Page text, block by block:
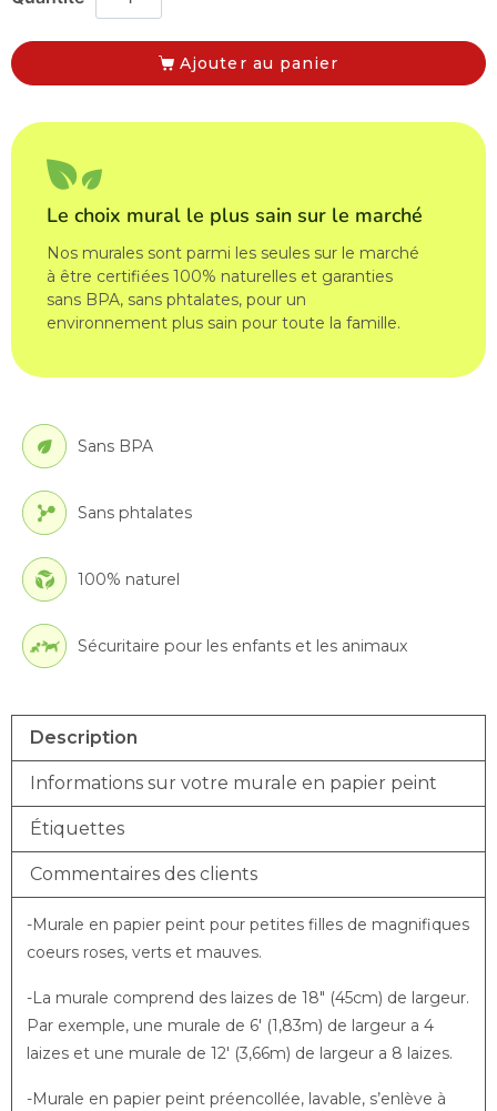
Ajouter au panier
Le choix mural le plus sain sur le marché
Nos murales sont parmi les seules sur le marché
à être certifiées 100% naturelles et garanties
sans BPA, sans phtalates, pour un
environnement plus sain pour toute la famille.
Sans BPA
Sans phtalates
100% naturel
Sécuritaire pour les enfants et les animaux
Description
Informations sur votre murale en papier peint
Étiquettes
Commentaires des clients
-Murale en papier peint pour petites filles de magnifiques
coeurs roses, verts et mauves.
-La murale comprend des laizes de 18″ (45cm) de largeur.
Par exemple, une murale de 6′ (1,83m) de largeur a 4
laizes et une murale de 12′ (3,66m) de largeur a 8 laizes.
-Murale en papier peint préencollée, lavable, s’enlève à